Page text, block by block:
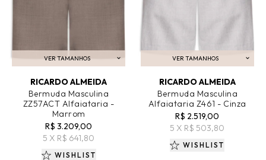
VER TAMANHOS
ADICIONAR AO CARRINHO
RICARDO ALMEIDA
Bermuda Masculina
ZZ57ACT Alfaiataria -
Marrom
R$ 3.209,00
5 X R$ 641,80
WISHLIST
VER TAMANHOS
ADICIONAR AO CARRINHO
RICARDO ALMEIDA
Bermuda Masculina
Alfaiataria Z461 - Cinza
R$ 2.519,00
5 X R$ 503,80
WISHLIST